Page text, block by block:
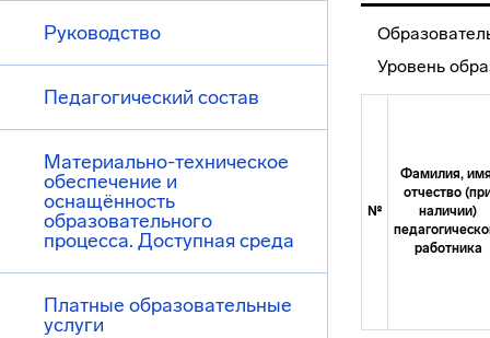
Руководство
Педагогический состав
Материально-техническое
обеспечение и
оснащённость
образовательного
процесса. Доступная среда
Платные образовательные
услуги
Уровень
№
Фамилия,
отчество
наличии)
работника